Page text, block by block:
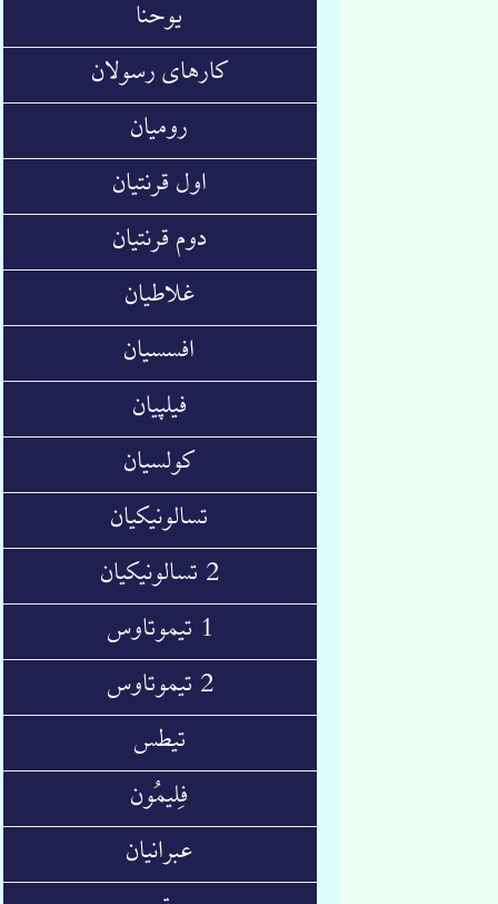
یوحنا
کارهای رسولان
رومیان
اول قرنتیان
دوم قرنتیان
غلاطیان
افسسیان
فیلپیان
کولسیان
تسالونیکیان
2 تسالونیکیان
1 تیموتاوس
2 تیموتاوس
تیطس
فِلیمُون
عبرانیان